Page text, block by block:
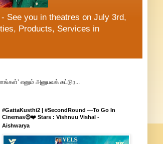
See you in theatres on July 3rd,
Products, Services in
எனும் அனுபவக் கட்டுர...
#GattaKusthi2 | #SecondRound —To Go In
Cinemas😍❤️ Stars : Vishnuu Vishal -
Aishwarya